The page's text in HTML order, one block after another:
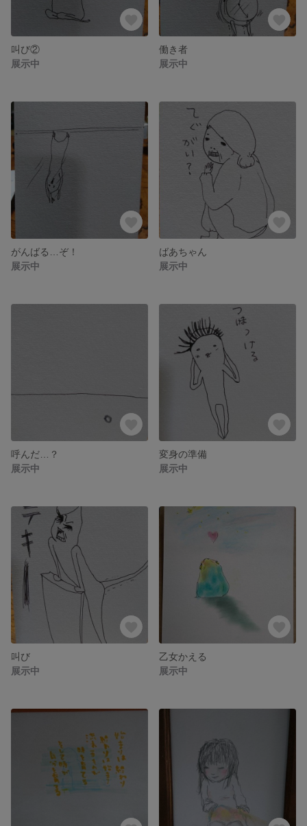
叫び②
展示中
働き者
展示中
がんばる…ぞ！
展示中
ばあちゃん
展示中
呼んだ…？
展示中
変身の準備
展示中
叫び
展示中
乙女かえる
展示中